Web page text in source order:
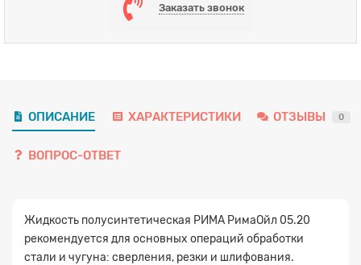
Заказать звонок
ОПИСАНИЕ ХАРАКТЕРИСТИКИ ОТЗЫВЫ 0
ВОПРОС-ОТВЕТ
Жидкость полусинтетическая РИМА РимаОйл 05.20
рекомендуется для основных операций обработки
стали и чугуна: сверления, резки и шлифования.